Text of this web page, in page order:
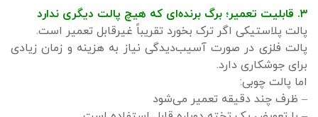
۳. قابلیت تعمیر؛ برگ برنده‌ای که هیچ پالت دیگری ندارد
پالت پلاستیکی اگر ترک بخورد تقریباً غیرقابل تعمیر است.
پالت فلزی در صورت آسیب‌دیدگی نیاز به هزینه و زمان زیادی
برای جوشکاری دارد.
اما پالت چوبی:
– ظرف چند دقیقه تعمیر می‌شود